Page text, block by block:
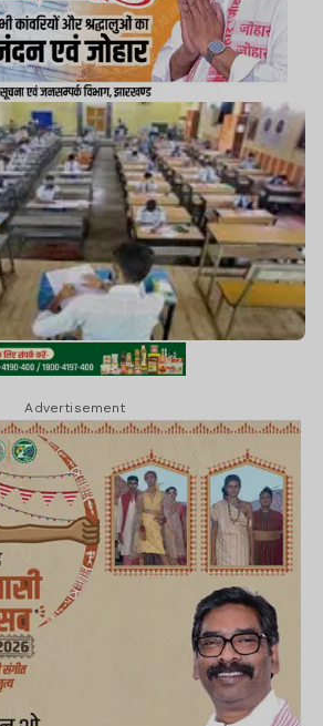
Advertisement